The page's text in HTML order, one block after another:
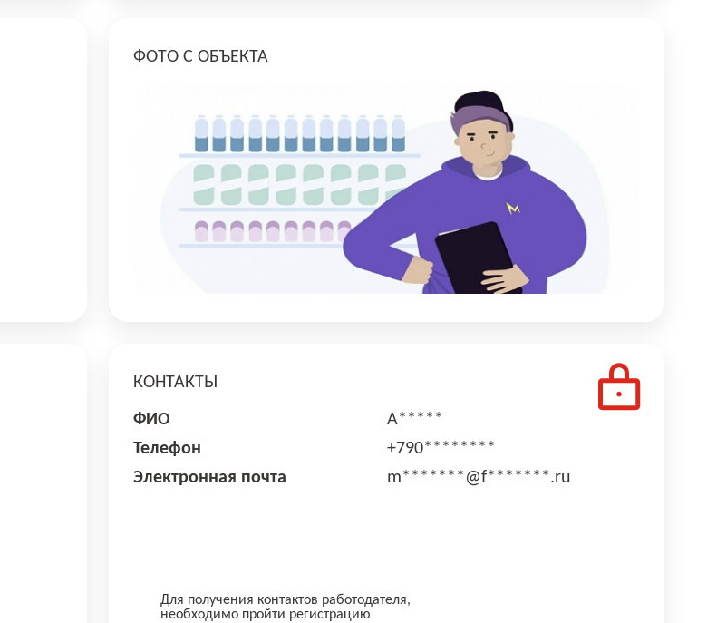
ФОТО С ОБЪЕКТА
КОНТАКТЫ
ФИО
А*****
Телефон
+790********
Электронная почта
m*******@f*******.ru
Для получения контактов работодателя,
необходимо пройти регистрацию